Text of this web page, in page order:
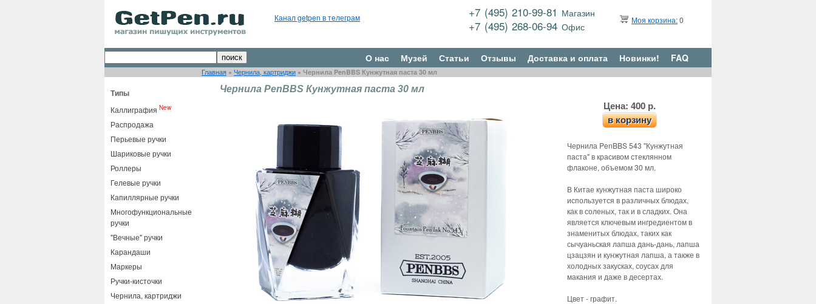
Канал getpen в телеграм +7 (495) 210-99-81 Магазин
+7 (495) 268-06-94Офис
Моя корзина:0
О нас Музей Статьи Отзывы Доставка и оплата Новинки! FAQ
Главная » Чернила, картриджи » Чернила PenBBS Кунжутная паста 30 мл
Типы
Каллиграфия New
Распродажа
Перьевые ручки
Шариковые ручки
Роллеры
Гелевые ручки
Капиллярные ручки
Многофункциональные
ручки
"Вечные" ручки
Карандаши
Маркеры
Ручки-кисточки
Чернила, картриджи
Чернила PenBBS Кунжутная паста 30 мл
Цена: 400 р.
в корзину
Чернила PenBBS 543 "Кунжутная
паста" в красивом стеклянном
флаконе, объемом 30 мл.
В Китае кунжутная паста широко
используется в различных блюдах,
как в соленых, так и в сладких. Она
является ключевым ингредиентом в
знаменитых блюдах, таких как
сычуаньская лапша дань-дань, лапша
цзацзян и кунжутная лапша, а также в
холодных закусках, соусах для
макания и даже в десертах.
Цвет - графит.